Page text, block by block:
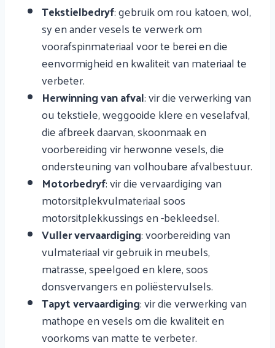
Tekstielbedryf: gebruik om rou katoen, wol,
sy en ander vesels te verwerk om
voorafspinmateriaal voor te berei en die
eenvormigheid en kwaliteit van materiaal te
verbeter.
Herwinning van afval: vir die verwerking van
ou tekstiele, weggooide klere en veselafval,
die afbreek daarvan, skoonmaak en
voorbereiding vir herwonne vesels, die
ondersteuning van volhoubare afvalbestuur.
Motorbedryf: vir die vervaardiging van
motorsitplekvulmateriaal soos
motorsitplekkussings en -bekleedsel.
Vuller vervaardiging: voorbereiding van
vulmateriaal vir gebruik in meubels,
matrasse, speelgoed en klere, soos
donsvervangers en poliëstervulsels.
Tapyt vervaardiging: vir die verwerking van
mathope en vesels om die kwaliteit en
voorkoms van matte te verbeter.